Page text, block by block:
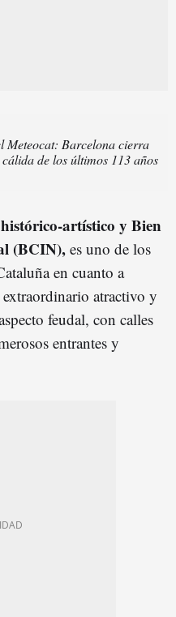
Meteocat: Barcelona cierra
de los últimos 113 años
artístico y Bien
(BCIN), es uno de los
en cuanto a
atractivo y
feudal, con calles
entrantes y